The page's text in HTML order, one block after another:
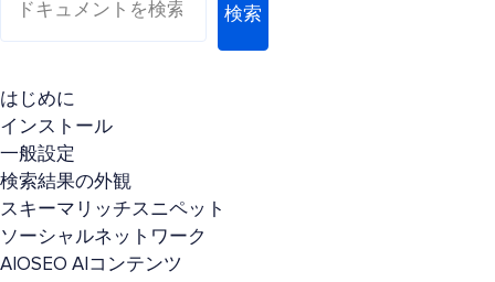
検索
はじめに
インストール
一般設定
検索結果の外観
スキーマリッチスニペット
ソーシャルネットワーク
AIOSEO AIコンテンツ